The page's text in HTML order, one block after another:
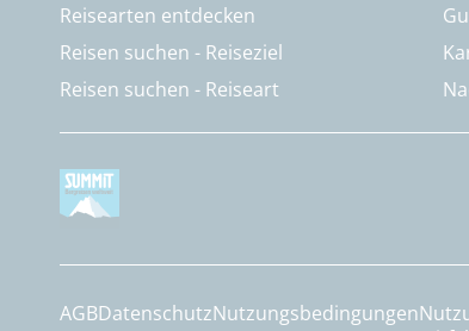
Reisearten entdecken
Reisen suchen - Reiseziel
Reisen suchen - Reiseart
AGBDatenschutzNutzungsbedingungen